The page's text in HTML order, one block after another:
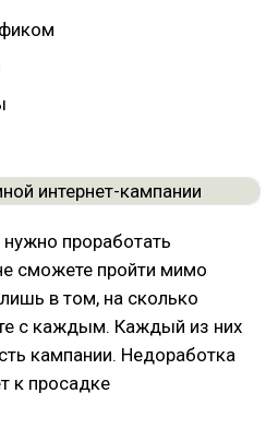
проработать
сможете пройти мимо
в том, на сколько
с каждым. Каждый из них
кампании. Недоработка
к просадке